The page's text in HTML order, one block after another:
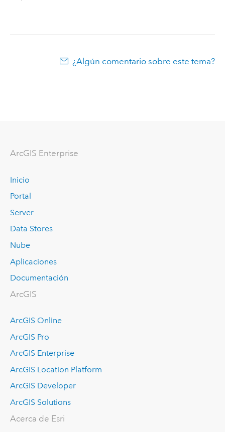
¿Algún comentario sobre este tema?
ArcGIS Enterprise
Inicio
Portal
Server
Data Stores
Nube
Aplicaciones
Documentación
ArcGIS
ArcGIS Online
ArcGIS Pro
ArcGIS Enterprise
ArcGIS Location Platform
ArcGIS Developer
ArcGIS Solutions
Acerca de Esri